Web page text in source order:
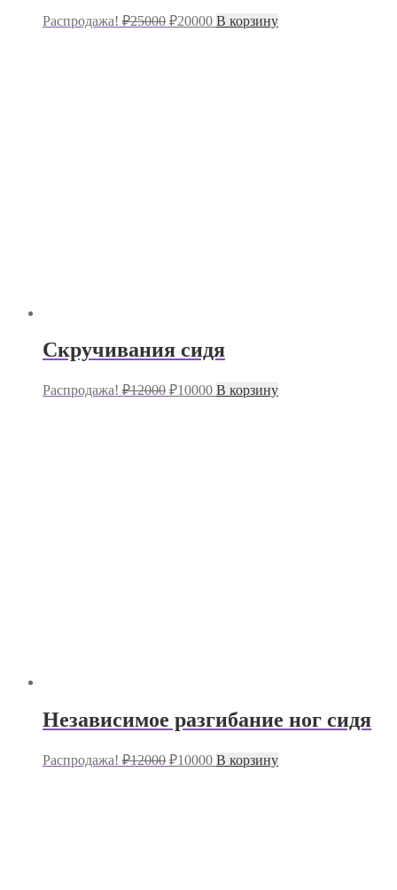
Распродажа! ₽25000 Первоначальная
₽20000Текущая
цена:
В корзину
Скручивания сидя
Распродажа! ₽12000 Первоначальная
₽10000Текущая
цена:
В корзину
Независимое разгибание ног сидя
Распродажа! ₽12000 Первоначальная
₽10000Текущая
цена:
В корзину